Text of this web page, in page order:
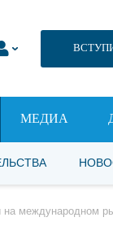
МЕДИА
международном